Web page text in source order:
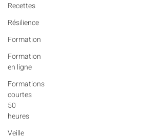
Recettes
Résilience
Formation
Formation
en ligne
Formations
courtes
50
heures
Veille